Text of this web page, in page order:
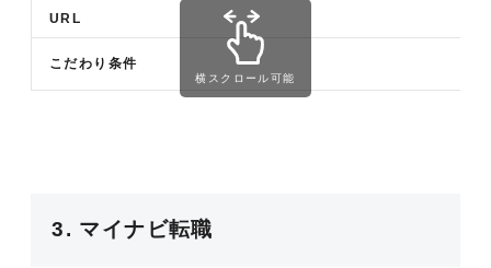
URL
こだわり条件
横スクロール可能
3. マイナビ転職